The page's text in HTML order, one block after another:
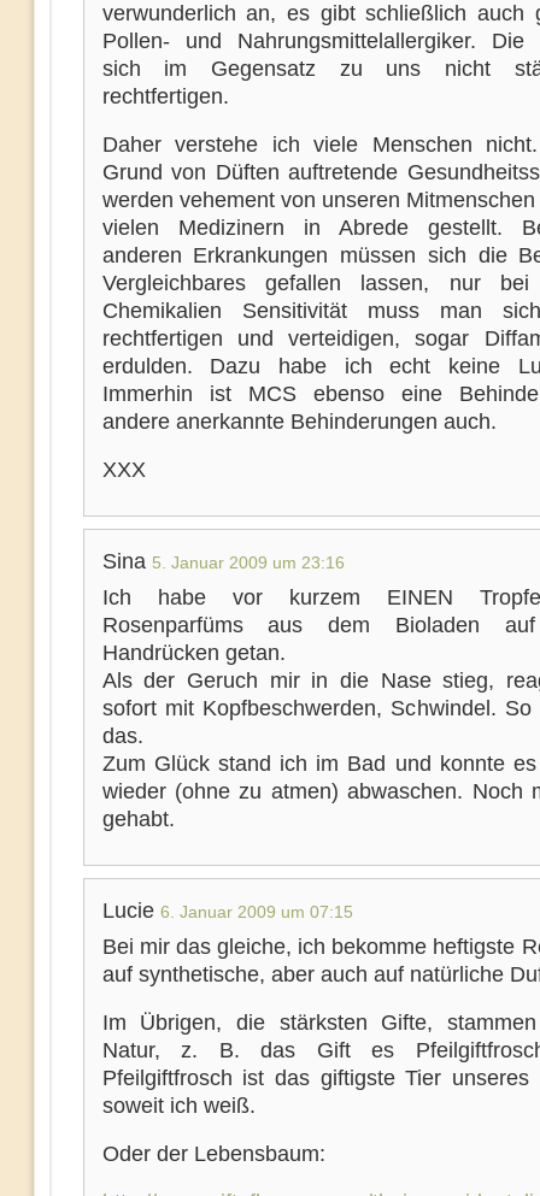
verwunderlich an, es gibt schließlich auch
Pollen- und Nahrungsmittelallergiker. Die
sich im Gegensatz zu uns nicht
rechtfertigen.
Daher verstehe ich viele Menschen
Grund von Düften auftretende
werden vehement von unseren
vielen Medizinern in Abrede gestellt.
anderen Erkrankungen müssen sich die
Vergleichbares gefallen lassen, nur bei
Chemikalien Sensitivität muss man
rechtfertigen und verteidigen, sogar
erdulden. Dazu habe ich echt keine
Immerhin ist MCS ebenso eine
andere anerkannte Behinderungen auch.
XXX
Sina 5. Januar 2009 um 23:16
Ich habe vor kurzem EINEN
Rosenparfüms aus dem Bioladen
Handrücken getan.
Als der Geruch mir in die Nase stieg,
sofort mit Kopfbeschwerden, Schwindel.
das.
Zum Glück stand ich im Bad und konnte
wieder (ohne zu atmen) abwaschen. Noch
gehabt.
Lucie 6. Januar 2009 um 07:15
Bei mir das gleiche, ich bekomme heftigste
auf synthetische, aber auch auf natürliche
Im Übrigen, die stärksten Gifte,
Natur, z. B. das Gift es
Pfeilgiftfrosch ist das giftigste Tier unseres
soweit ich weiß.
Oder der Lebensbaum: